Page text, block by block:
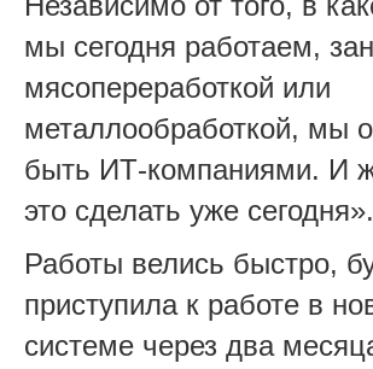
мы сегодня работаем,
мясопереработкой или
металлообработкой, мы
быть ИТ-компаниями. И
это сделать уже сегодня».
Работы велись быстро,
приступила к работе в
системе через два